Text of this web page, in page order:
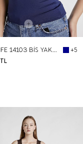
BEDEN SEÇ
ARMALIFE 14103 BİS YAKA ESNEK KADIN T-SHIRT
+5
TL